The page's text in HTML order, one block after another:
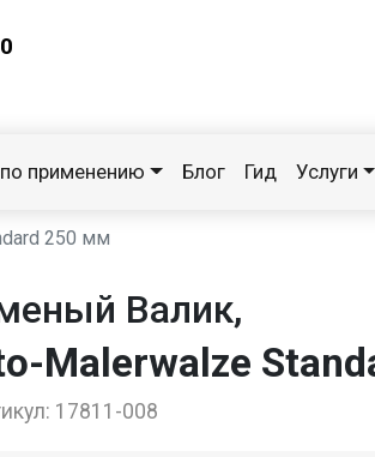
применению Блог Гид Услуги
250 мм
Валик,
Malerwalze
17811-008